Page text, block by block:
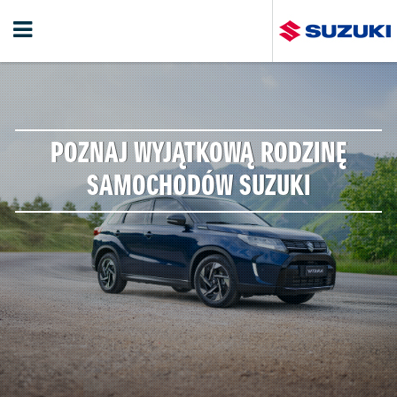
POZNAJ WYJĄTKOWĄ RODZINĘ
SAMOCHODÓW SUZUKI